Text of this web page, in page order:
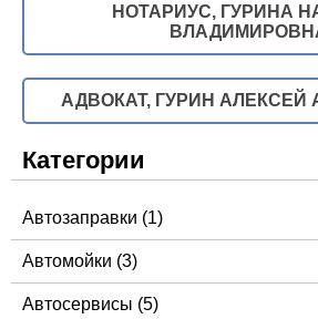
НОТАРИУС, ГУРИНА
АДВОКАТ, ГУРИН АЛЕКСЕЙ
Категории
Автозаправки (1)
Автомойки (3)
Автосервисы (5)